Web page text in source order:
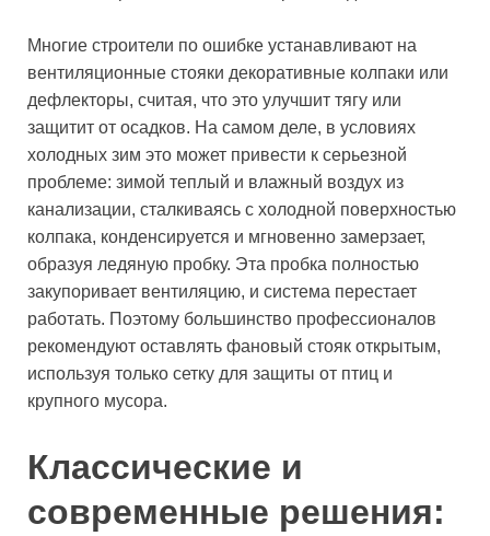
Многие строители по ошибке устанавливают на
вентиляционные стояки декоративные колпаки или
дефлекторы, считая, что это улучшит тягу или
защитит от осадков. На самом деле, в условиях
холодных зим это может привести к серьезной
проблеме: зимой теплый и влажный воздух из
канализации, сталкиваясь с холодной поверхностью
колпака, конденсируется и мгновенно замерзает,
образуя ледяную пробку. Эта пробка полностью
закупоривает вентиляцию, и система перестает
работать. Поэтому большинство профессионалов
рекомендуют оставлять фановый стояк открытым,
используя только сетку для защиты от птиц и
крупного мусора.
Классические и
современные решения: